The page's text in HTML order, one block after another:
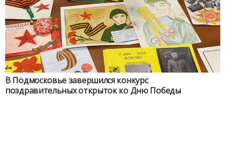
В Подмосковье завершился конкурс
поздравительных открыток ко Дню Победы